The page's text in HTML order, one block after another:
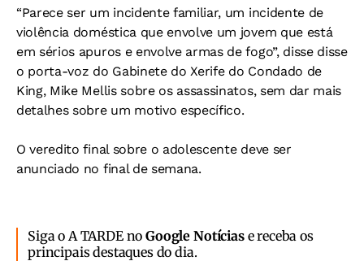
“Parece ser um incidente familiar, um incidente de
violência doméstica que envolve um jovem que está
em sérios apuros e envolve armas de fogo”, disse disse
o porta-voz do Gabinete do Xerife do Condado de
King, Mike Mellis sobre os assassinatos, sem dar mais
detalhes sobre um motivo específico.
O veredito final sobre o adolescente deve ser
anunciado no final de semana.
Siga o A TARDE noGoogle Notíciase receba os
principais destaques do dia.